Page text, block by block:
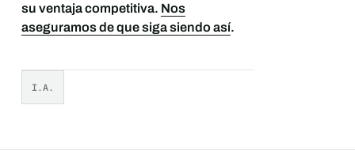
su ventaja competitiva. Nos
aseguramos de que siga siendo así.
I.A.